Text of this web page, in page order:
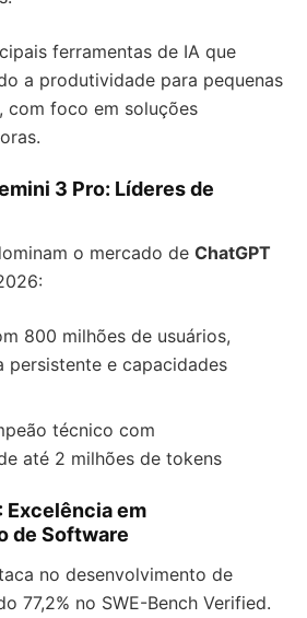
ferramentas de IA que
a produtividade para pequenas
com foco em soluções
3 Pro: Líderes de
o mercado de ChatGPT
800 milhões de usuários,
persistente e capacidades
técnico com
até 2 milhões de tokens
Excelência em
de Software
no desenvolvimento de
77,2% no SWE-Bench Verified.